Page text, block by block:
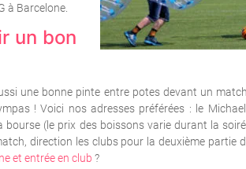
à Barcelone.
un bon
une bonne pinte entre potes devant un
! Voici nos adresses préférées : le
bourse (le prix des boissons varie durant la
direction les clubs pour la deuxième partie
et entrée en club ?